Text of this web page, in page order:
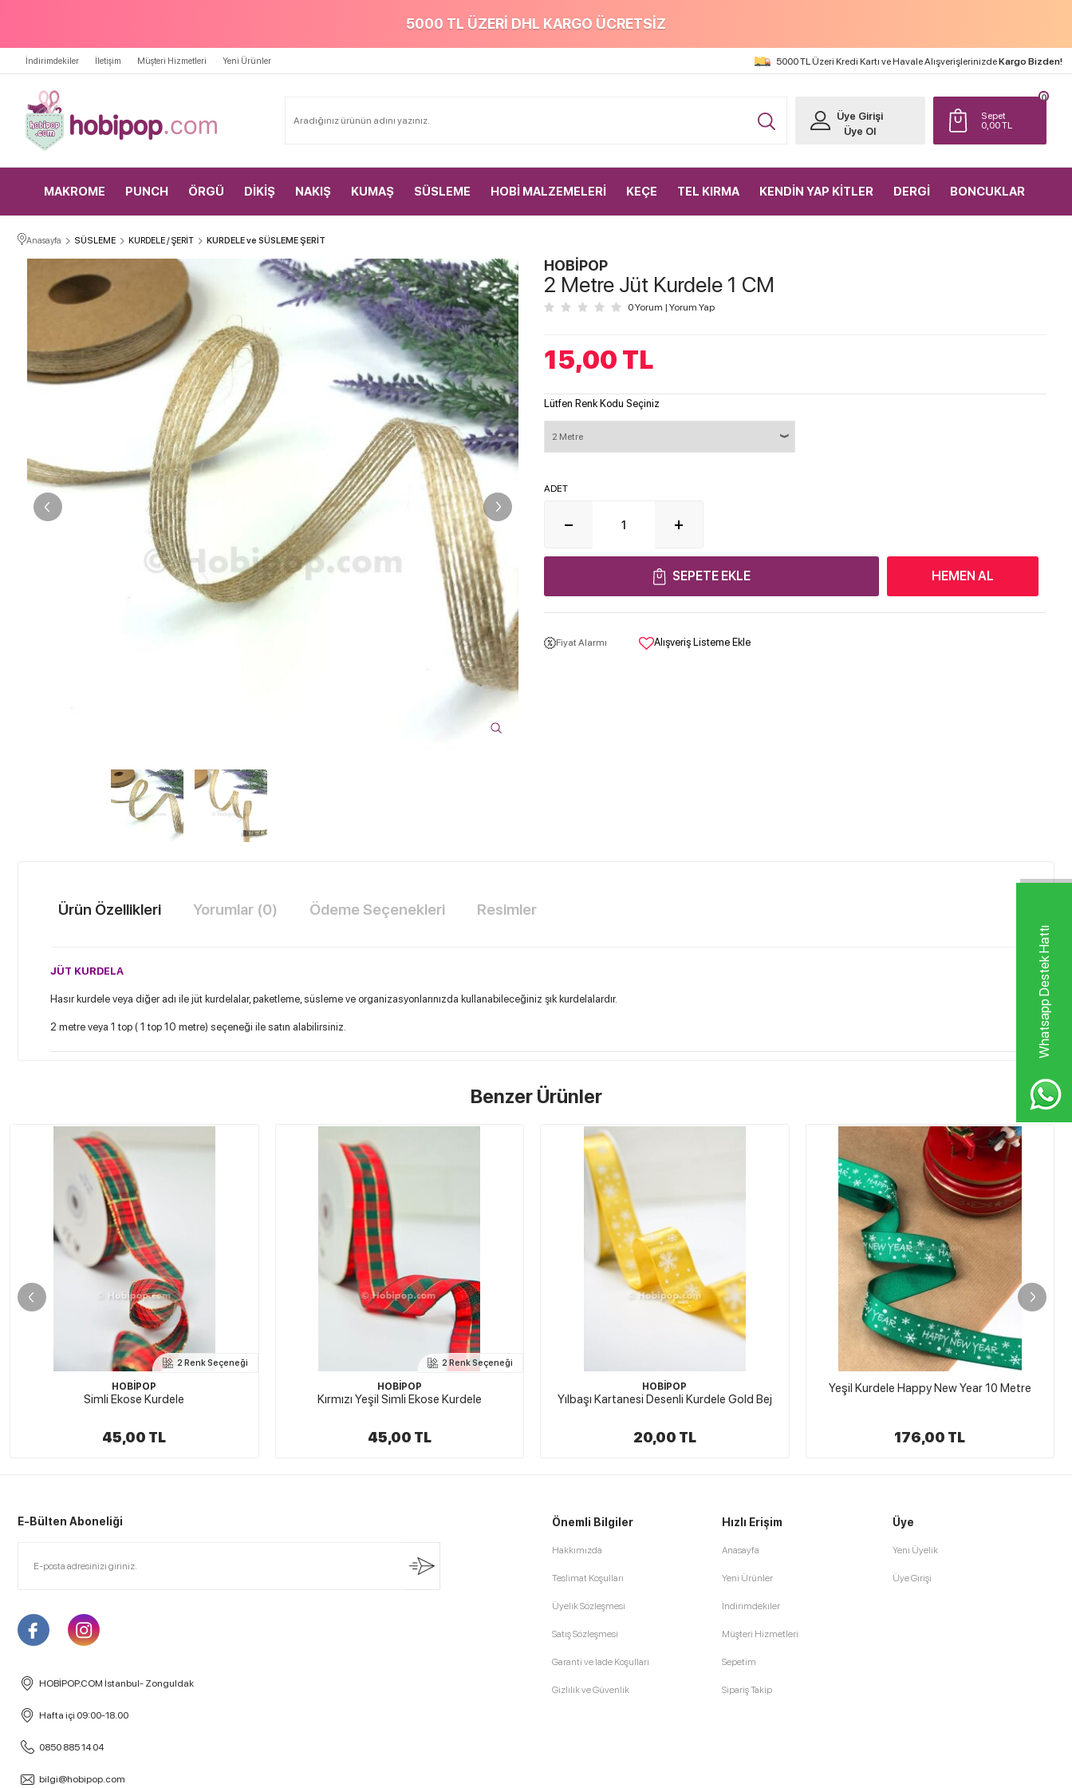
Whatsapp Destek Hattı
5000 TL ÜZERİ DHL KARGO ÜCRETSİZ
İndirimdekiler İletişim Müşteri Hizmetleri Yeni Ürünler 5000 TL Üzeri Kredi Kartı ve Havale AlışverişlerinizdeKargo Bizden!
Sepet
0,00TL
0
Üye Girişi
Üye Ol
MAKROME PUNCH ÖRGÜ DİKİŞ NAKIŞ KUMAŞ SÜSLEME HOBİ MALZEMELERİ KEÇE TEL KIRMA KENDİN YAP KİTLER DERGİ BONCUKLAR
Anasayfa SÜSLEME KURDELE / ŞERİT KURDELE ve SÜSLEME ŞERİT
HOBİPOP
2 Metre Jüt Kurdele 1 CM
0 Yorum | Yorum Yap
15,00 TL
Lütfen Renk Kodu Seçiniz
ADET
SEPETE EKLE HEMEN AL
Fiyat Alarmı Alışveriş Listeme Ekle
Ürün Özellikleri Yorumlar (0) Ödeme Seçenekleri Resimler
JÜT KURDELA
Hasır kurdele veya diğer adı ile jüt kurdelalar, paketleme, süsleme ve organizasyonlarınızda kullanabileceğiniz şık kurdelalardır.
2 metre veya 1 top ( 1 top 10 metre) seçeneği ile satın alabilirsiniz.
Benzer Ürünler
2 Renk Seçeneği
HOBİPOP
Kırmızı Yeşil Simli Ekose Kurdele
45,00 TL
HOBİPOP
Yılbaşı Kartanesi Desenli Kurdele Gold Bej
20,00 TL
Yeşil Kurdele Happy New Year 10 Metre
176,00 TL
STOKTA YOK
HOBİPOP
Renkli Ponponlu Şerit 1 Metre
55,00 TL
E-Bülten Aboneliği
HOBİPOP.COM İstanbul- Zonguldak
Hafta içi 09:00-18.00
0850 885 14 04
bilgi@hobipop.com
Önemli Bilgiler
Hakkımızda
Teslimat Koşulları
Üyelik Sözleşmesi
Satış Sözleşmesi
Garanti ve İade Koşulları
Gizlilik ve Güvenlik
Hızlı Erişim
Anasayfa
Yeni Ürünler
İndirimdekiler
Müşteri Hizmetleri
Sepetim
Sipariş Takip
Üye
Yeni Üyelik
Üye Girişi